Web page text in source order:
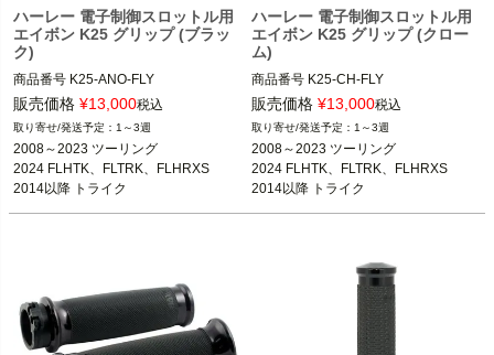
ハーレー 電子制御スロットル用
エイボン K25 グリップ (ブラッ
ク)
商品番号 K25-ANO-FLY
3OT：0630-3390
販売価格 ¥13,000税込
1～3週
2008～2023 ツーリング
2024 FLHTK、FLTRK、FLHRXS
2014以降 トライク
ハーレー 電子制御スロットル用
エイボン K25 グリップ (クロー
ム)
商品番号 K25-CH-FLY
3OT：0630-3389
販売価格 ¥13,000税込
1～3週
2008～2023 ツーリング
2024 FLHTK、FLTRK、FLHRXS
2014以降 トライク